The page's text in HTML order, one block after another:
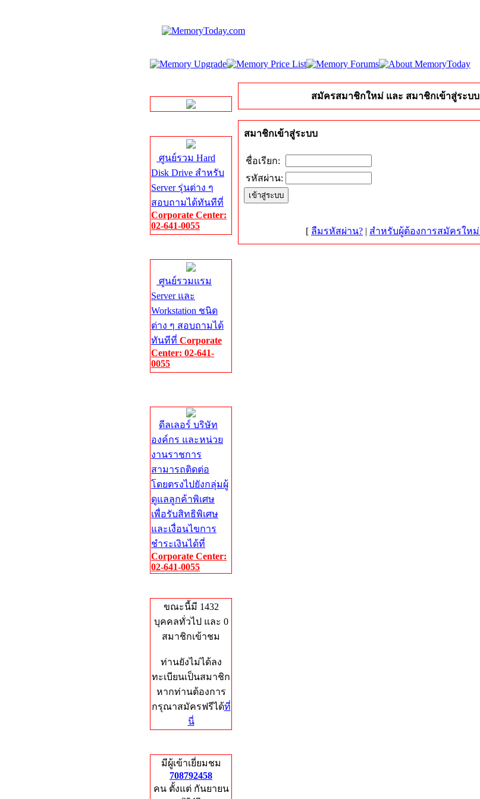
ศูนย์รวม Hard
Disk Drive สำหรับ
Server รุ่นต่าง ๆ
สอบถามได้ทันทีที่
Corporate Center:
02-641-0055
ศูนย์รวมแรม
Server และ
Workstation ชนิด
ต่าง ๆ สอบถามได้
ทันทีที่ Corporate
Center: 02-641-
0055
ดีลเลอร์ บริษัท
องค์กร และหน่วย
งานราชการ
สามารถติดต่อ
โดยตรงไปยังกลุ่มผู้
ดูแลลูกค้าพิเศษ
เพื่อรับสิทธิพิเศษ
และเงื่อนไขการ
ชำระเงินได้ที่
Corporate Center:
02-641-0055
ขณะนี้มี 1432
บุคคลทั่วไป และ 0
สมาชิกเข้าชม
ท่านยังไม่ได้ลง
ทะเบียนเป็นสมาชิก
หากท่านต้องการ
กรุณาสมัครฟรีได้ที่
นี่
มีผู้เข้าเยี่ยมชม
708792458
คน ตั้งแต่ กันยายน
สมัครสมาชิกใหม่ และ สมาชิกเข้าสู่ระบบ
สมาชิกเข้าสู่ระบบ
ชื่อเรียก:
รหัสผ่าน:
[ ลืมรหัสผ่าน? | สำหรับผู้ต้องการสมัครใหม่